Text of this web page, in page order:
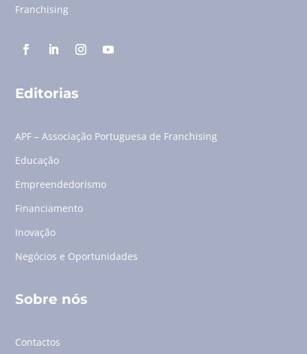
Franchising
Editorias
APF – Associação Portuguesa de Franchising
Educação
Empreendedorismo
Financiamento
Inovação
Negócios e Oportunidades
Sobre nós
Contactos